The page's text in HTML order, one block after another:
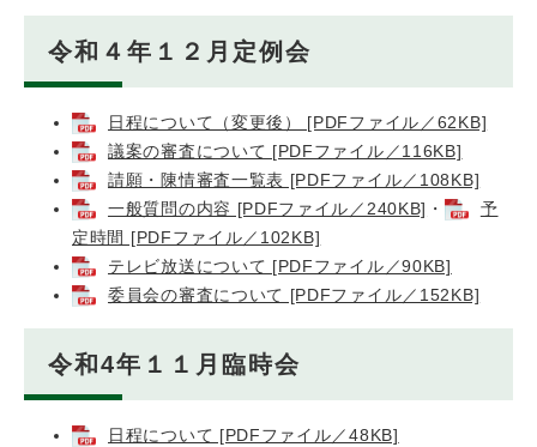
令和４年１２月定例会
日程について（変更後） [PDFファイル／62KB]
議案の審査について [PDFファイル／116KB]
請願・陳情審査一覧表 [PDFファイル／108KB]
一般質問の内容 [PDFファイル／240KB] ・
予
定時間 [PDFファイル／102KB]
テレビ放送について [PDFファイル／90KB]
委員会の審査について [PDFファイル／152KB]
令和4年１１月臨時会
日程について [PDFファイル／48KB]